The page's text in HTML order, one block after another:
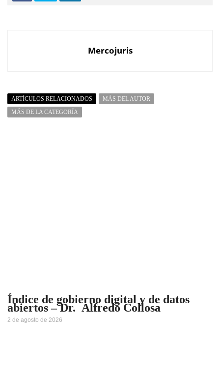
Mercojuris
ARTÍCULOS RELACIONADOS
MÁS DEL AUTOR
MÁS DE LA CATEGORÍA
Índice de gobierno digital y de datos
abiertos – Dr. Alfredo Collosa
2 de agosto de 2026